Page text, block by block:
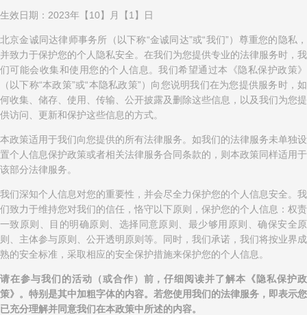
生效日期：2023年【10】月【1】日
北京金诚同达律师事务所（以下称“金诚同达”或“我们”）尊重您的隐私，
并致力于保护您的个人隐私安全。在我们为您提供专业的法律服务时，我
们可能会收集和使用您的个人信息。我们希望通过本《隐私保护政策》
（以下称“本政策”或“本隐私政策”）向您说明我们在为您提供服务时，如
何收集、储存、使用、传输、公开披露及删除这些信息，以及我们为您提
供访问、更新和保护这些信息的方式。
本政策适用于我们向您提供的所有法律服务。如我们的法律服务未单独设
置个人信息保护政策或者相关法律服务合同条款的，则本政策同样适用于
该部分法律服务。
我们深知个人信息对您的重要性，并会尽全力保护您的个人信息安全。我
们致力于维持您对我们的信任，恪守以下原则，保护您的个人信息：权责
一致原则、目的明确原则、选择同意原则、最少够用原则、确保安全原
则、主体参与原则、公开透明原则等。同时，我们承诺，我们将按业界成
熟的安全标准，采取相应的安全保护措施来保护您的个人信息。
请在参与我们的活动（或合作）前，仔细阅读并了解本《隐私保护政
策》。特别是其中加粗字体的内容。若您使用我们的法律服务，即表示您
已充分理解并同意我们在本政策中所述的内容。